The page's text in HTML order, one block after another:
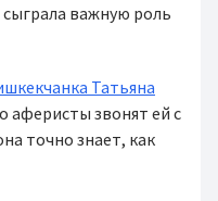
важную роль
Татьяна
аферисты звонят ей с
точно знает, как